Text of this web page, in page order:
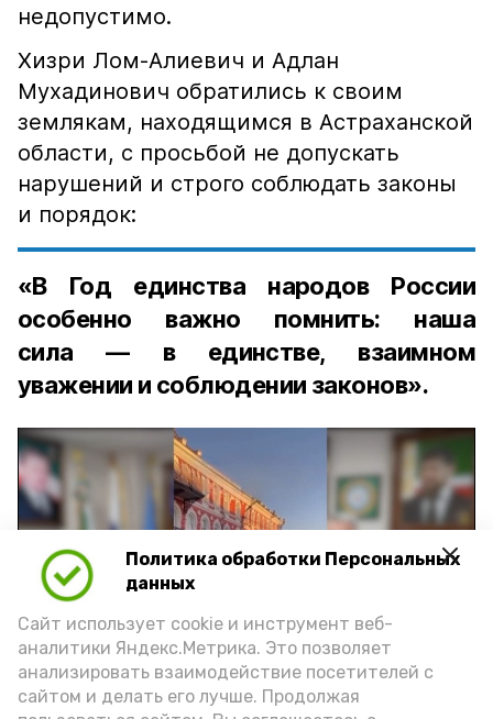
Политика обработки Персональных
данных
Сайт использует cookie и инструмент веб-
аналитики Яндекс.Метрика. Это позволяет
анализировать взаимодействие посетителей с
сайтом и делать его лучше. Продолжая
недопустимо.
Хизри Лом-Алиевич и Адлан
Мухадинович обратились к своим
землякам, находящимся в Астраханской
области, с просьбой не допускать
нарушений и строго соблюдать законы
и порядок:
«В Год единства народов России
особенно важно помнить: наша
сила — в единстве, взаимном
уважении и соблюдении законов».
Play
Video
Видео: управление пресс-службы и информации